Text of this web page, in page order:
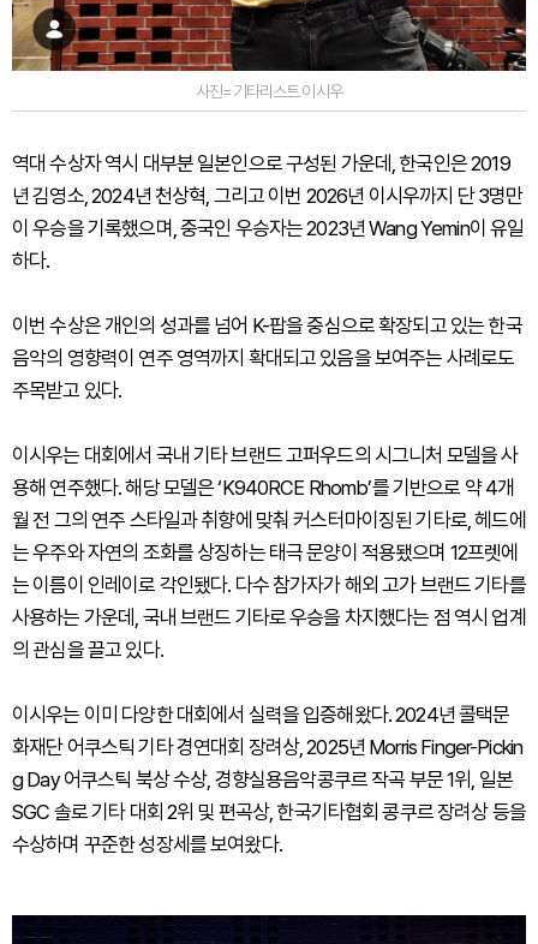
사진=기타리스트 이시우
역대 수상자 역시 대부분 일본인으로 구성된 가운데, 한국인은 2019
년 김영소, 2024년 천상혁, 그리고 이번 2026년 이시우까지 단 3명만
이 우승을 기록했으며, 중국인 우승자는 2023년 Wang Yemin이 유일
하다.
이번 수상은 개인의 성과를 넘어 K-팝을 중심으로 확장되고 있는 한국
음악의 영향력이 연주 영역까지 확대되고 있음을 보여주는 사례로도
주목받고 있다.
이시우는 대회에서 국내 기타 브랜드 고퍼우드의 시그니처 모델을 사
용해 연주했다. 해당 모델은 ‘K940RCE Rhomb’를 기반으로 약 4개
월 전 그의 연주 스타일과 취향에 맞춰 커스터마이징된 기타로, 헤드에
는 우주와 자연의 조화를 상징하는 태극 문양이 적용됐으며 12프렛에
는 이름이 인레이로 각인됐다. 다수 참가자가 해외 고가 브랜드 기타를
사용하는 가운데, 국내 브랜드 기타로 우승을 차지했다는 점 역시 업계
의 관심을 끌고 있다.
이시우는 이미 다양한 대회에서 실력을 입증해왔다. 2024년 콜택문
화재단 어쿠스틱 기타 경연대회 장려상, 2025년 Morris Finger-Pickin
g Day 어쿠스틱 북상 수상, 경향실용음악콩쿠르 작곡 부문 1위, 일본
SGC 솔로 기타 대회 2위 및 편곡상, 한국기타협회 콩쿠르 장려상 등을
수상하며 꾸준한 성장세를 보여왔다.